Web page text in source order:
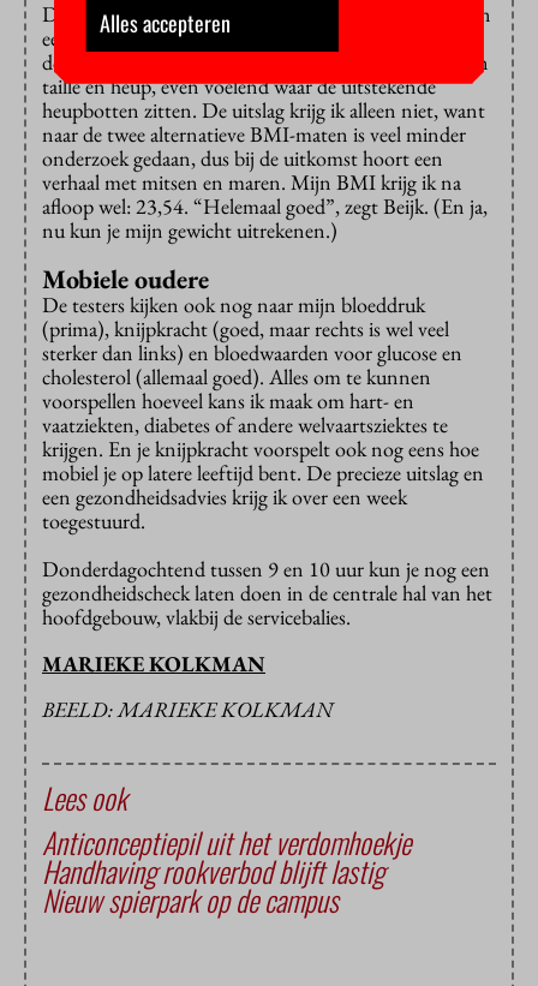
Dat zijn goede voorspellers van hart- en vaatziekten en
een ziekte als diabetes.” Ik moet mijn shirt omhoog
doen en Beijk windt een kleermakersmeetlint om mijn
taille en heup, even voelend waar de uitstekende
heupbotten zitten. De uitslag krijg ik alleen niet, want
naar de twee alternatieve BMI-maten is veel minder
onderzoek gedaan, dus bij de uitkomst hoort een
verhaal met mitsen en maren. Mijn BMI krijg ik na
afloop wel: 23,54. “Helemaal goed”, zegt Beijk. (En ja,
nu kun je mijn gewicht uitrekenen.)
Mobiele oudere
De testers kijken ook nog naar mijn bloeddruk
(prima), knijpkracht (goed, maar rechts is wel veel
sterker dan links) en bloedwaarden voor glucose en
cholesterol (allemaal goed). Alles om te kunnen
voorspellen hoeveel kans ik maak om hart- en
vaatziekten, diabetes of andere welvaartsziektes te
krijgen. En je knijpkracht voorspelt ook nog eens hoe
mobiel je op latere leeftijd bent. De precieze uitslag en
een gezondheidsadvies krijg ik over een week
toegestuurd.
Donderdagochtend tussen 9 en 10 uur kun je nog een
gezondheidscheck laten doen in de centrale hal van het
hoofdgebouw, vlakbij de servicebalies.
MARIEKE KOLKMAN
BEELD: MARIEKE KOLKMAN
Lees ook
Anticonceptiepil uit het verdomhoekje
Handhaving rookverbod blijft lastig
Nieuw spierpark op de campus
Alles accepteren